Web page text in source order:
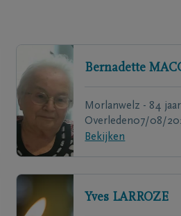
Bernadette
Morlanwelz - 84 jaar
Overleden07/08/
Bekijken
Yves LARROZE